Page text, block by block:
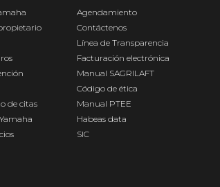
de citas
Agendamiento
Contáctenos
Línea de Transparencia
Facturación electrónica
Manual SAGRILAFT
Código de ética
Manual PTEE
Habeas data
SIC